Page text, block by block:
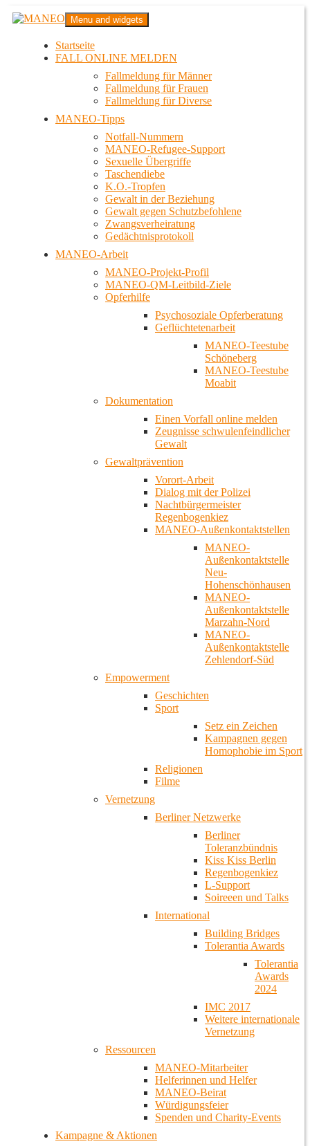
Zum
InhaltMANEO
Das schwule Anti-Gewalt-Projekt in Berlin
Menu and widgets
Startseite
FALL ONLINE MELDEN
Fallmeldung für Männer
Fallmeldung für Frauen
Fallmeldung für Diverse
MANEO-Tipps
Notfall-Nummern
MANEO-Refugee-Support
Sexuelle Übergriffe
Taschendiebe
K.O.-Tropfen
Gewalt in der Beziehung
Gewalt gegen Schutzbefohlene
Zwangsverheiratung
Gedächtnisprotokoll
MANEO-Arbeit
MANEO-Projekt-Profil
MANEO-QM-Leitbild-Ziele
Opferhilfe
Psychosoziale Opferberatung
Geflüchtetenarbeit
MANEO-Teestube
Schöneberg
MANEO-Teestube
Moabit
Dokumentation
Einen Vorfall online melden
Zeugnisse schwulenfeindlicher
Gewalt
Gewaltprävention
Vorort-Arbeit
Dialog mit der Polizei
Nachtbürgermeister
Regenbogenkiez
MANEO-Außenkontaktstellen
MANEO-
Außenkontaktstelle
Neu-
Hohenschönhausen
MANEO-
Außenkontaktstelle
Marzahn-Nord
MANEO-
Außenkontaktstelle
Zehlendorf-Süd
Empowerment
Geschichten
Sport
Setz ein Zeichen
Kampagnen gegen
Homophobie im Sport
Religionen
Filme
Vernetzung
Berliner Netzwerke
Berliner
Toleranzbündnis
Kiss Kiss Berlin
Regenbogenkiez
L-Support
Soireeen und Talks
International
Building Bridges
Tolerantia Awards
Tolerantia
Awards
2024
IMC 2017
Weitere internationale
Vernetzung
Ressourcen
MANEO-Mitarbeiter
Helferinnen und Helfer
MANEO-Beirat
Würdigungsfeier
Spenden und Charity-Events
Kampagne & Aktionen